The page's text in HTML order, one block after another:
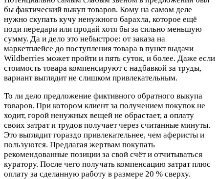
бы фактический выкуп товаров. Кому на самом деле
нужно скупать кучу ненужного барахла, которое ещё
поди передари или продай хотя бы за сильно меньшую
сумму. Да и дело это небыстрое: от заказа на
маркетплейсе до поступления товара в пункт выдачи
Wildberries может пройти и пять суток, и более. Даже если
стоимость товара компенсируют с надбавкой за труды,
вариант выглядит не слишком привлекательным.
То ли дело предложение фиктивного обратного выкупа
товаров. При котором клиент за получением покупок не
ходит, горой ненужных вещей не обрастает, а оплату
своих затрат и трудов получает через считанные минуты.
Это выглядит гораздо привлекательнее, чем аферисты и
пользуются. Предлагая жертвам покупать
рекомендованные позиции за свой счёт и отчитываться
куратору. После чего получать компенсацию затрат плюс
оплату за сделанную работу в размере 20 % сверху.